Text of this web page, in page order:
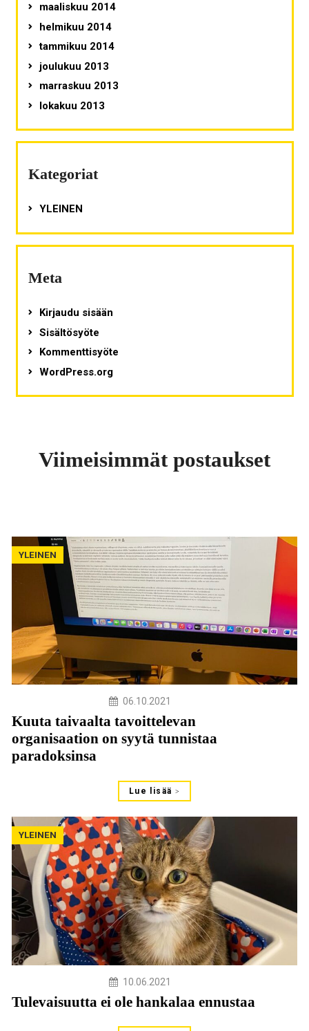
maaliskuu 2014
helmikuu 2014
tammikuu 2014
joulukuu 2013
marraskuu 2013
lokakuu 2013
Kategoriat
YLEINEN
Meta
Kirjaudu sisään
Sisältösyöte
Kommenttisyöte
WordPress.org
Viimeisimmät postaukset
YLEINEN
06.10.2021
Kuuta taivaalta tavoittelevan
organisaation on syytä tunnistaa
paradoksinsa
Lue lisää
YLEINEN
10.06.2021
Tulevaisuutta ei ole hankalaa ennustaa